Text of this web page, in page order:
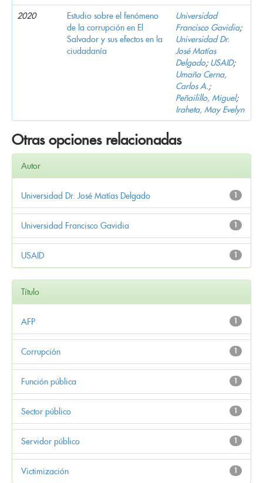
2020
Estudio sobre el fenómeno
de la corrupción en El
Salvador y sus efectos en la
ciudadanía
Universidad
Francisco Gavidia;
Universidad Dr.
José Matías
Delgado; USAID;
Umaña Cerna,
Carlos A.;
Peñailillo, Miguel;
Iraheta, May Evelyn
Otras opciones relacionadas
Autor
1
Universidad Dr. José Matías Delgado
1
Universidad Francisco Gavidia
1
USAID
Título
1
AFP
1
Corrupción
1
Función pública
1
Sector público
1
Servidor público
1
Victimización